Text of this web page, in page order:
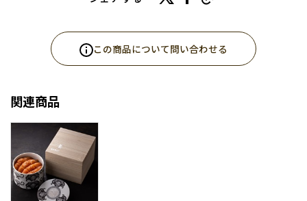
この商品について問い合わせる
関連商品